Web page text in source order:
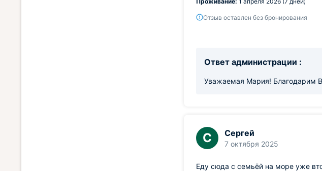
Отзыв оставлен без бронирования
Ответ администрации :
Уважаемая Мария! Благодарим
С Сергей
7 октября 2025
Еду сюда с семьёй на море уже